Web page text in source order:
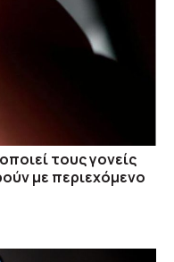
τους γονείς
με περιεχόμενο